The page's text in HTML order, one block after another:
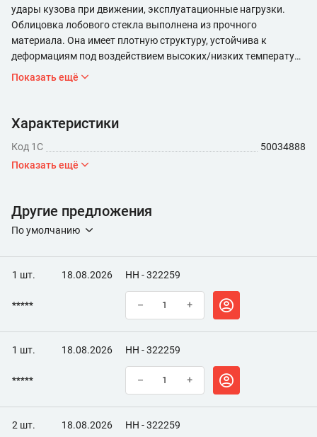
удары кузова при движении, эксплуатационные нагрузки.
Облицовка лобового стекла выполнена из прочного
материала. Она имеет плотную структуру, устойчива к
деформациям под воздействием высоких/низких температур,
не разрушается при попадании нефтепродуктов, агрессивных
оборудования.
Показать ещё
Характеристики
Код 1С
50034888
Показать ещё
Другие предложения
По умолчанию
1 шт. 18.08.2026 НН - 322259
***** – +
1 шт. 18.08.2026 НН - 322259
***** – +
2 шт. 18.08.2026 НН - 322259